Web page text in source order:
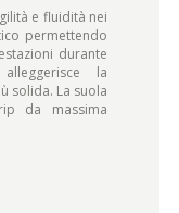
e fluidità nei
permettendo
durante
la
solida. La suola
da massima